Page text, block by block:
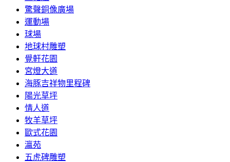
驚聲銅像廣場
運動場
球場
地球村雕塑
覺軒花園
宮燈大道
海豚吉祥物里程碑
陽光草坪
情人道
牧羊草坪
歐式花園
瀛苑
五虎碑雕塑